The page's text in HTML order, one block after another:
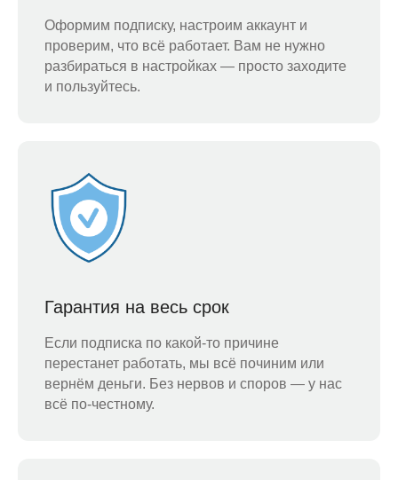
Оформим подписку, настроим аккаунт и
проверим, что всё работает. Вам не нужно
разбираться в настройках — просто заходите
и пользуйтесь.
Гарантия на весь срок
Если подписка по какой-то причине
перестанет работать, мы всё починим или
вернём деньги. Без нервов и споров — у нас
всё по-честному.